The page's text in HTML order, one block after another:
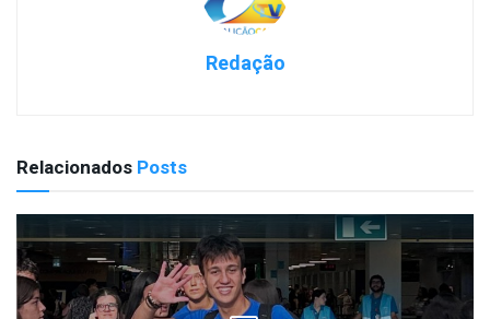
Redação
Relacionados Posts